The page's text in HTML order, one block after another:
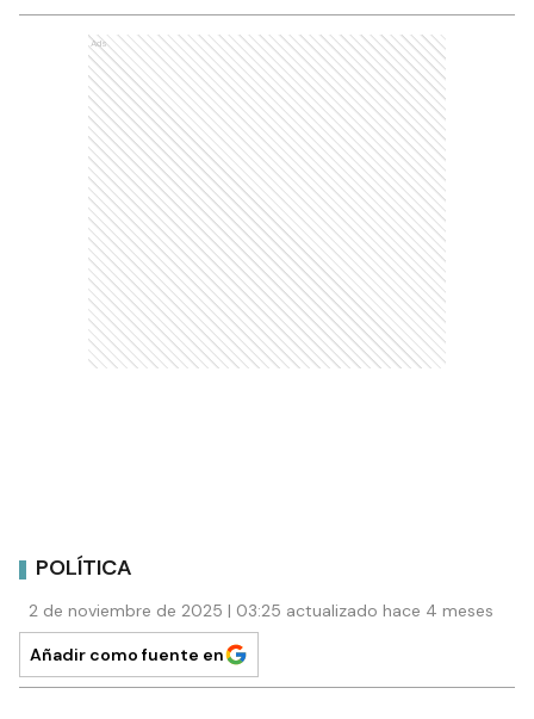
Ads
POLÍTICA
2 de noviembre de 2025 | 03:25 actualizado hace 4 meses
Añadir como fuente en